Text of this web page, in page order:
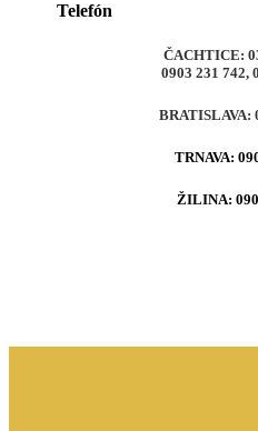
Telefón
ČACHTICE:
0903 231 742,
BRATISLAVA:
TRNAVA:
ŽILINA: